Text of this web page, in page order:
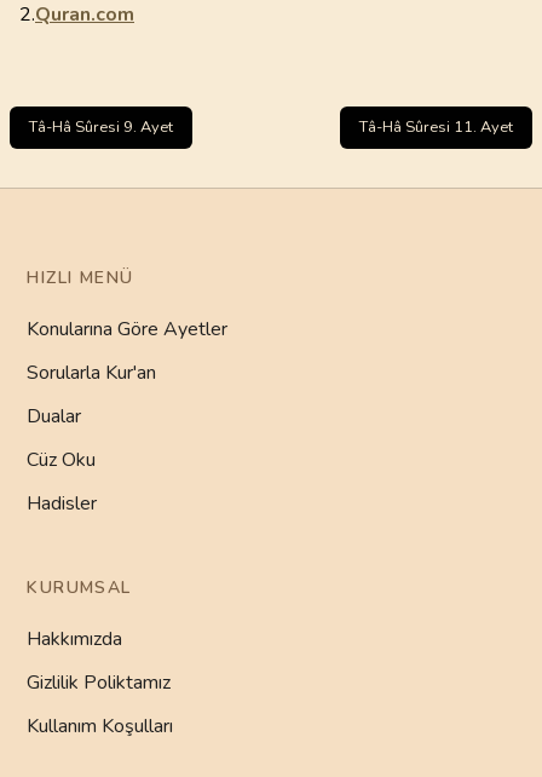
2.Quran.com
Tâ-Hâ Sûresi 9. Ayet Tâ-Hâ Sûresi 11. Ayet
HIZLI MENÜ
Konularına Göre Ayetler
Sorularla Kur'an
Dualar
Cüz Oku
Hadisler
KURUMSAL
Hakkımızda
Gizlilik Poliktamız
Kullanım Koşulları